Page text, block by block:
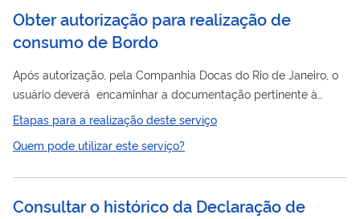
de Controle da Qualidade da Água da Funasa no estado no
Maranhão (MA). Crédito: Arquivo/Funasa.
Obter autorização para realização de
consumo de Bordo
Após autorização, pela Companhia Docas do Rio de Janeiro, o
usuário deverá encaminhar a documentação pertinente à
ANVISA, para que a Agência Nacional de Vigilância Sanitária
possa fazer, após os seus tramites, a autorização para o
embarque da mercadoria.
Etapas para a realização deste serviço
Quem pode utilizar este serviço?
Consultar o histórico da Declaração de